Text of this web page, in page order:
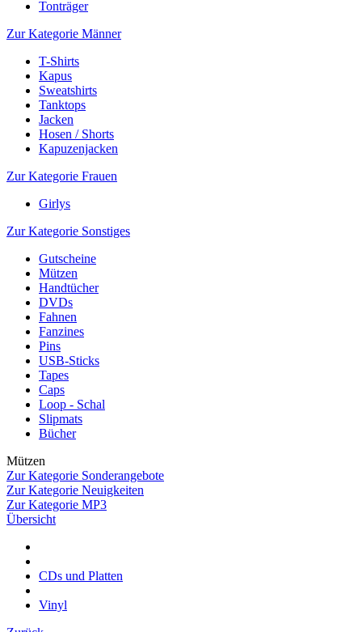
Tonträger
Zur Kategorie Männer
T-Shirts
Kapus
Sweatshirts
Tanktops
Jacken
Hosen / Shorts
Kapuzenjacken
Zur Kategorie Frauen
Girlys
Zur Kategorie Sonstiges
Gutscheine
Mützen
Handtücher
DVDs
Fahnen
Fanzines
Pins
USB-Sticks
Tapes
Caps
Loop - Schal
Slipmats
Bücher
Mützen
Zur Kategorie Sonderangebote
Zur Kategorie Neuigkeiten
Zur Kategorie MP3
Übersicht
CDs und Platten
Vinyl